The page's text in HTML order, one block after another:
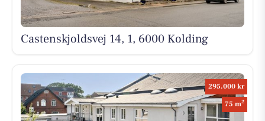
Castenskjoldsvej 14, 1, 6000 Kolding
295.000 kr
75 m2